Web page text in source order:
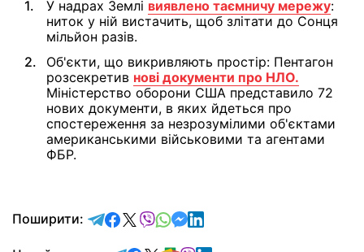
У надрах Землі виявлено таємничу мережу:
ниток у ній вистачить, щоб злітати до Сонця
мільйон разів.
Об'єкти, що викривляють простір: Пентагон
розсекретив нові документи про НЛО.
Міністерство оборони США представило 72
нових документи, в яких йдеться про
спостереження за незрозумілими об'єктами
американськими військовими та агентами
ФБР.
Поширити: відправити у Telegram
поділитись у Facebook
поділитись у X
відправити у Viber
відправити у Whatsapp
відправити у Messenger
відправити у LinkedIn